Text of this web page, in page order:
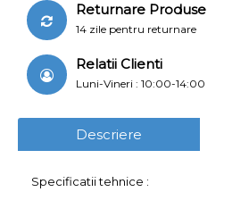
Returnare Produse
14 zile pentru returnare
Relatii Clienti
Luni-Vineri : 10:00-14:00
Descriere
Specificatii tehnice :